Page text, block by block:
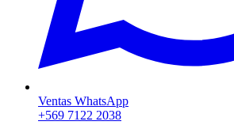
Ventas WhatsApp
+569 7122 2038